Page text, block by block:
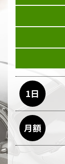
当ホームペー
資料のご請求
ージのサービ
情報を書面、
委託先の管
利用目的の遂
り扱いに関す
第三者への提
個人情報は、
る場合を除き
1日
月額